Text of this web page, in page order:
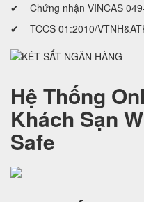
✔ Chứng nhận VINCAS
✔ TCCS 01:2010/
Hệ Thống
Khách Sạn
Safe